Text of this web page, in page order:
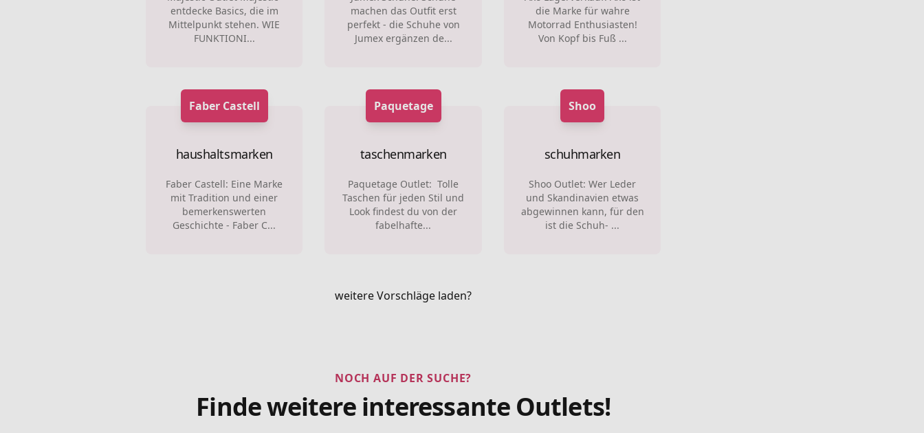
entdecke Basics, die im
Mittelpunkt stehen. WIE
FUNKTIONI...
machen das Outfit erst
perfekt - die Schuhe von
Jumex ergänzen de...
die Marke für wahre
Motorrad Enthusiasten!
Von Kopf bis Fuß ...
Faber Castell
haushaltsmarken
Faber Castell: Eine Marke
mit Tradition und einer
bemerkenswerten
Geschichte - Faber C...
Paquetage
taschenmarken
Paquetage Outlet: Tolle
Taschen für jeden Stil und
Look findest du von der
fabelhafte...
Shoo
schuhmarken
Shoo Outlet: Wer Leder
und Skandinavien etwas
abgewinnen kann, für den
ist die Schuh- ...
weitere Vorschläge laden?
NOCH AUF DER SUCHE?
Finde weitere interessante Outlets!